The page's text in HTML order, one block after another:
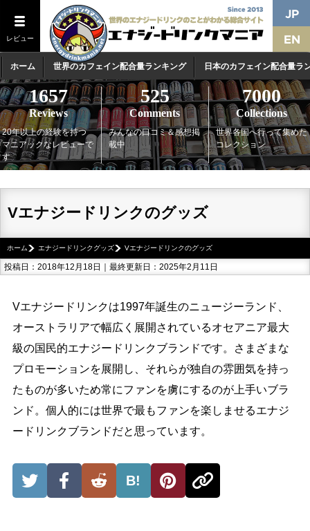
レビュー
ホーム 世界のカフェイン配合量ランキング 日本のカフェイン配合量ラ
1657
Reviews
20年以上の経験を持つ
マニアックなレビューで
す
525
Comments
みんなの口コミ＆感想掲
載中
7000
Collections
世界各国へ行って集めた
コレクション
Vエナジードリンクのグッズ
ホーム エナジードリンクグッズ Vエナジードリンクのグッズ
投稿日：2018年12月18日｜最終更新日：2025年2月11日
Vエナジードリンクは1997年誕生のニュージーランド、
オーストラリアで幅広く展開されているオセアニア最大
級の国民的エナジードリンクブランドです。さまざまな
プロモーションを展開し、それらが独自の雰囲気を持っ
たものが多いため常にファンを虜にするのが上手いブラ
ンド。個人的には世界で最もファンを楽しませるエナジ
ードリンクブランドだと思っています。
B!